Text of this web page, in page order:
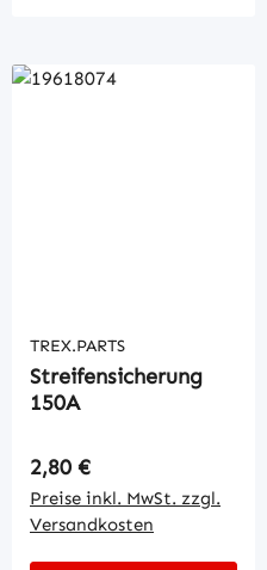
TREX.PARTS
Streifensicherung
150A
Regulärer Preis:
2,80 €
Preise inkl. MwSt. zzgl.
Versandkosten